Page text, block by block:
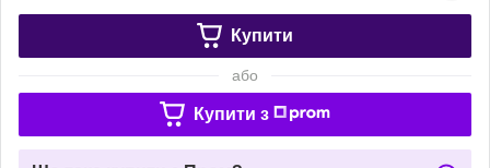
Купити
або
Купити з